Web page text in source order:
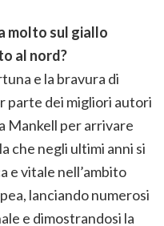
molto sul giallo
al nord?
e la bravura di
parte dei migliori autori
Mankell per arrivare
che negli ultimi anni si
vitale nell’ambito
lanciando numerosi
e dimostrandosi la